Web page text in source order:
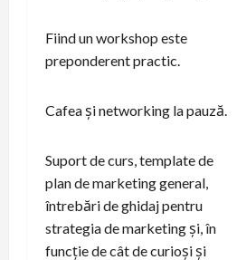
Fiind un workshop este
preponderent practic.
Cafea și networking la pauză.
Suport de curs, template de
plan de marketing general,
întrebări de ghidaj pentru
strategia de marketing și, în
funcție de cât de curioși și